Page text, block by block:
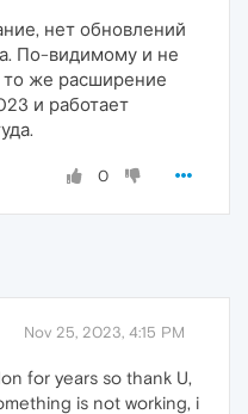
нет обновлений
По-видимому и не
то же расширение
и работает
0
Nov 25, 2023, 4:15 PM
for years so thank U,
is not working, i